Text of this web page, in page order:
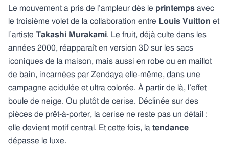
Le mouvement a pris de l’ampleur dès le printemps avec
le troisième volet de la collaboration entre Louis Vuitton et
l’artiste Takashi Murakami. Le fruit, déjà culte dans les
années 2000, réapparaît en version 3D sur les sacs
iconiques de la maison, mais aussi en robe ou en maillot
de bain, incarnées par Zendaya elle-même, dans une
campagne acidulée et ultra colorée. À partir de là, l’effet
boule de neige. Ou plutôt de cerise. Déclinée sur des
pièces de prêt-à-porter, la cerise ne reste pas un détail :
elle devient motif central. Et cette fois, la tendance
dépasse le luxe.